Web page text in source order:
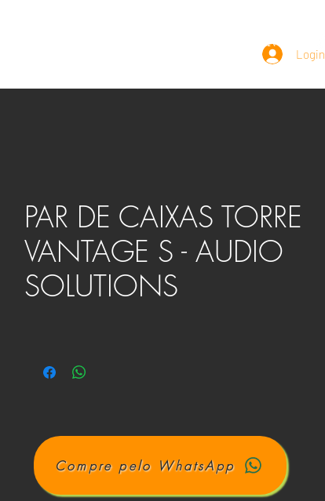
DEPOIMENTOS
PAR DE CAIXAS TORRE
VANTAGE S - AUDIO
SOLUTIONS
Compre pelo WhatsApp
Login